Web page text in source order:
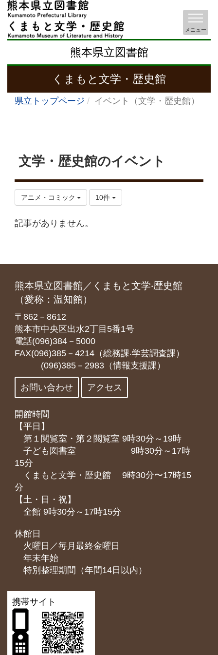
熊本県立図書館
くまもと文学・歴史館
メニュー
県立トップページ イベント（文学・歴史館）
文学・歴史館のイベント
アニメ・コミック 10件
記事がありません。
熊本県立図書館／くまもと文学‧歴史館
（愛称：温知館）
〒862－8612
熊本市中央区出水2丁目5番1号
電話(096)384－5000
FAX(096)385－4214（総務課‧学芸調査課）
(096)385－2983（情報支援課）
お問い合わせ アクセス
開館時間
【平日】
第１閲覧室・第２閲覧室 9時30分～19時
子ども図書室 9時30分～17時
15分
くまもと⽂学・歴史館 9時30分〜17時15
分
【土・日・祝】
全館 9時30分～17時15分
休館日
火曜日／毎月最終金曜日
年末年始
特別整理期間（年間14日以内）
携帯サイト